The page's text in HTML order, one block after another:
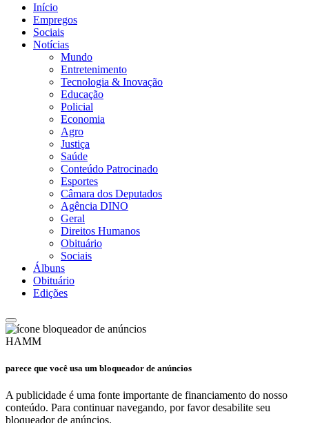
Início
Empregos
Sociais
Notícias
Mundo
Entretenimento
Tecnologia & Inovação
Educação
Policial
Economia
Agro
Justiça
Saúde
Conteúdo Patrocinado
Esportes
Câmara dos Deputados
Agência DINO
Geral
Direitos Humanos
Obituário
Sociais
Álbuns
Obituário
Edições
HAMM
parece que você usa um bloqueador de anúncios
A publicidade é uma fonte importante de financiamento do nosso
conteúdo. Para continuar navegando, por favor desabilite seu
bloqueador de anúncios.